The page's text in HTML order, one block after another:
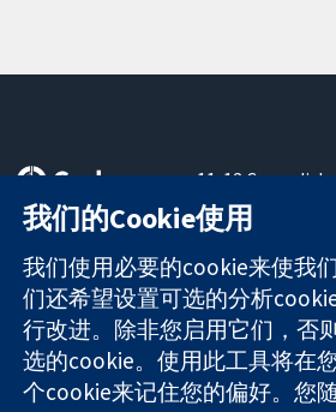
可信任的证据
知情决定
更完善的医疗健
康
11-13 Cavendish
Square
London
W1G 0AN
United Kingdom
我们的Cookie使用
我们使用必要的cookie来使我
们还希望设置可选的分析
行改进。除非您启用它们，否
选的cookie。使用此工具将在
个cookie来记住您的偏好。您